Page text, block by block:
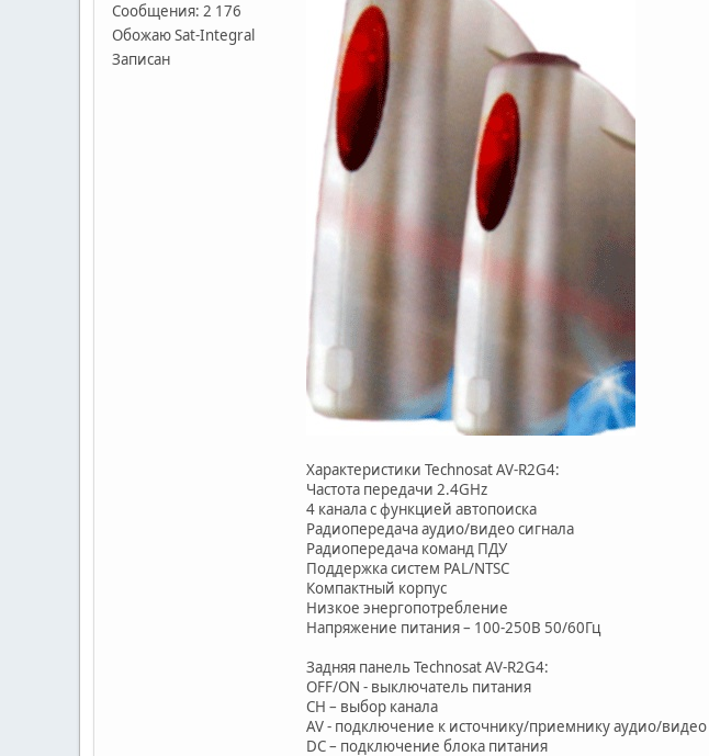
Сообщения: 2 176
Обожаю Sat-Integral
Записан
Характеристики Technosat AV-R2G4:
Частота передачи 2.4GHz
4 канала с функцией автопоиска
Радиопередача аудио/видео сигнала
Радиопередача команд ПДУ
Поддержка систем PAL/NTSC
Компактный корпус
Низкое энергопотребление
Напряжение питания – 100-250В 50/60Гц
Задняя панель Technosat AV-R2G4:
OFF/ON - выключатель питания
CH – выбор канала
AV - подключение к источнику/приемнику аудио/видео
DC – подключение блока питания